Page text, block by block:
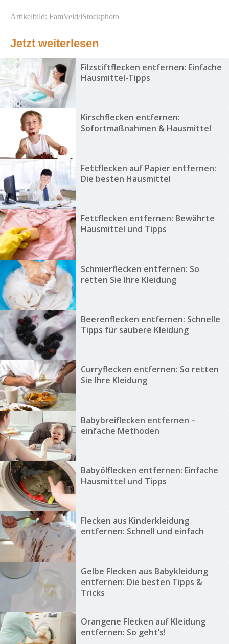
Artikelbild: FamVeld/iStockphoto
Jetzt weiterlesen
Filzstiftflecken entfernen: Einfache
Hausmittel-Tipps
Kirschflecken entfernen:
Sofortmaßnahmen & Hausmittel
Fettflecken auf Papier entfernen:
Die besten Hausmittel
Fettflecken entfernen: Bewährte
Hausmittel und Tipps
Schmierflecken entfernen: So
retten Sie Ihre Kleidung
Beerenflecken entfernen: Schnelle
Tipps für saubere Kleidung
Curryflecken entfernen: So retten
Sie Ihre Kleidung
Babybreiflecken entfernen –
einfache Methoden
Babyölflecken entfernen: Einfache
Hausmittel und Tipps
Flecken aus Kinderkleidung
entfernen: Schnell und einfach
Gelbe Flecken aus Babykleidung
entfernen: Die besten Tipps &
Tricks
Orangene Flecken auf Kleidung
entfernen: So geht’s!